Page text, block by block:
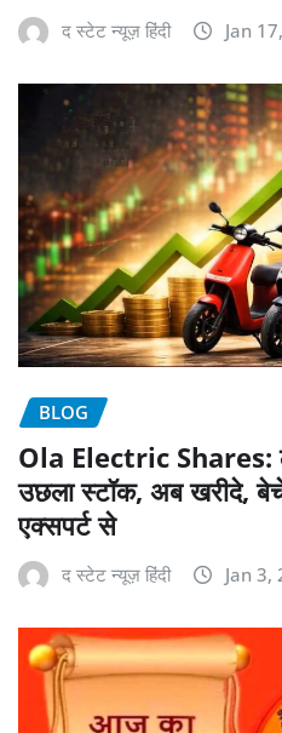
द स्टेट न्यूज़ हिंदी Jan
BLOG
Ola Electric Shares:
उछला स्टॉक, अब खरीदे,
एक्सपर्ट से
द स्टेट न्यूज़ हिंदी Jan 3,